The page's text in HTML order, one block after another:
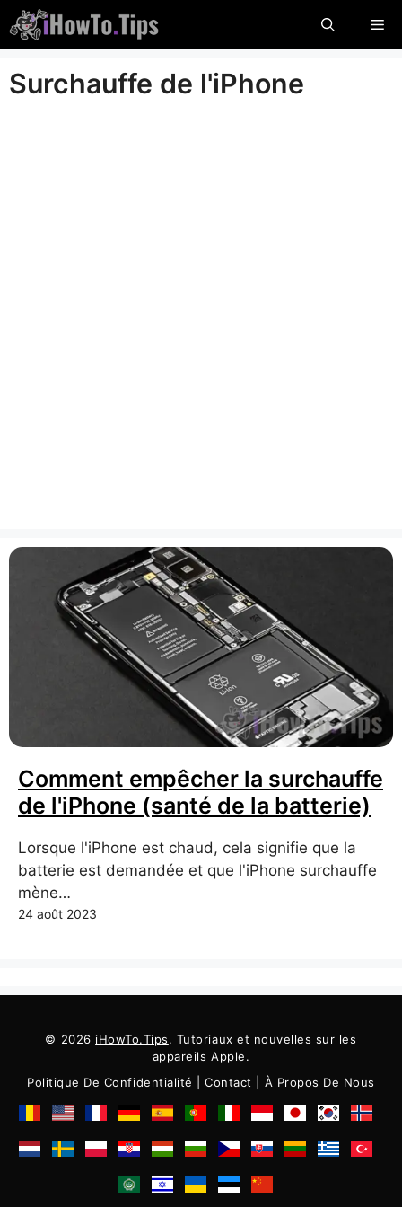
Passer
au
contenu
Surchauffe de l'iPhone
Comment empêcher la surchauffe
de l'iPhone (santé de la batterie)
Lorsque l'iPhone est chaud, cela signifie que la
batterie est demandée et que l'iPhone surchauffe
mène…
24 août 2023
© 2026 iHowTo.Tips. Tutoriaux et nouvelles sur les
appareils Apple.
Politique De Confidentialité
|Contact À Propos De Nous